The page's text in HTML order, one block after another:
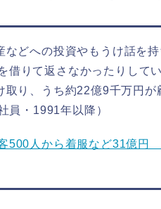
などへの投資やもうけ話を
借りて返さなかったりして
り、うち約22億9千万円が
員・1991年以降）
500人から着服など31億円